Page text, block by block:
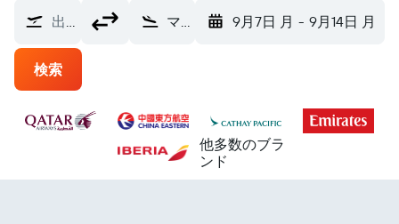
出発地 マドリード バラハス空港 (MAD) 9月7日 月 - 9月14日 月
検索
他多数のブラ
ンド